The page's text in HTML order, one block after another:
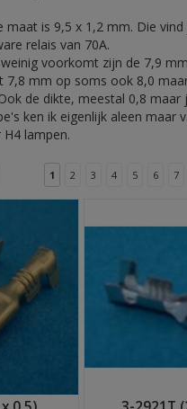
maat is 9,5 x 1,2 mm. Die vind
relais van 70A.
voorkomt zijn de 7,9
7,8 mm op soms ook 8,0
de dikte, meestal 0,8 maar
ken ik eigenlijk aleen maar
lampen.
1 2 3 4 5 6 7